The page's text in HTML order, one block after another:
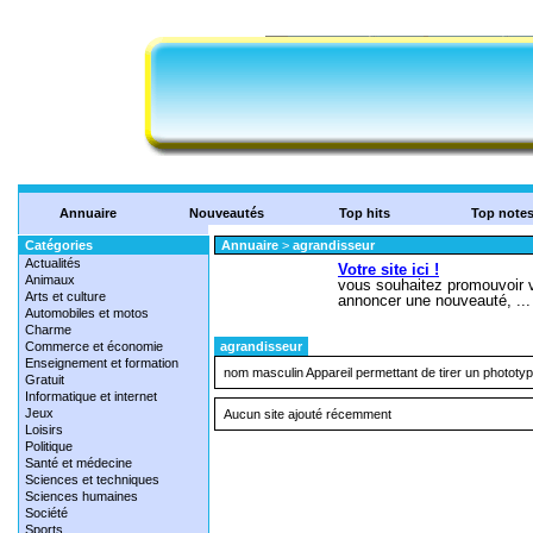
Annuaire Nouveautés Top hits Top notes
Catégories
Actualités
Animaux
Arts et culture
Automobiles et motos
Charme
Commerce et économie
Enseignement et formation
Gratuit
Informatique et internet
Jeux
Loisirs
Politique
Santé et médecine
Sciences et techniques
Sciences humaines
Société
Sports
Annuaire > agrandisseur
agrandisseur
nom masculin Appareil permettant de tirer un
Aucun site ajouté récemment